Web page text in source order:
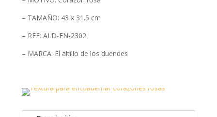
de
hada
rosa"
– TAMAÑO: 43 x 31.5 cm
– REF: ALD-EN-2302
– MARCA: El altillo de los duendes